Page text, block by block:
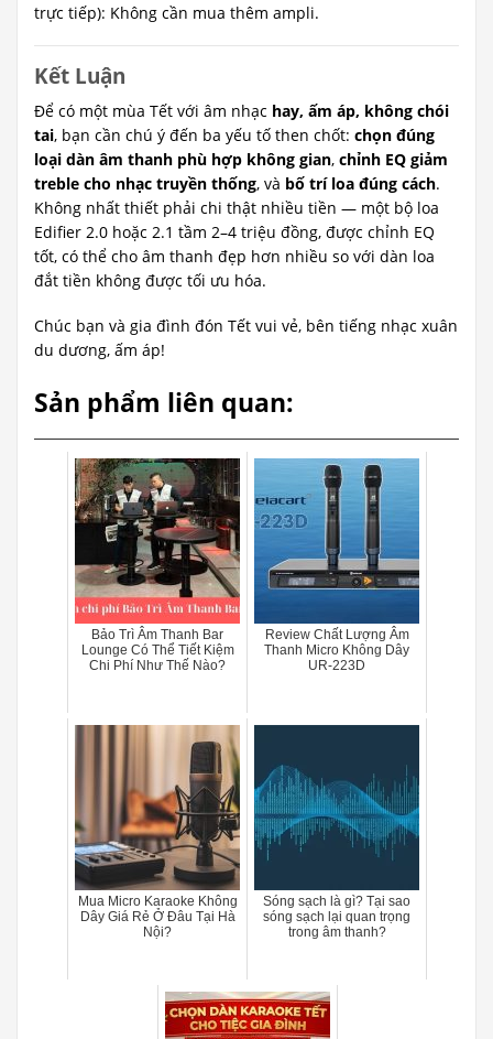
trực tiếp): Không cần mua thêm ampli.
Kết Luận
Để có một mùa Tết với âm nhạc hay, ấm áp, không chói
tai, bạn cần chú ý đến ba yếu tố then chốt: chọn đúng
loại dàn âm thanh phù hợp không gian, chỉnh EQ giảm
treble cho nhạc truyền thống, và bố trí loa đúng cách.
Không nhất thiết phải chi thật nhiều tiền — một bộ loa
Edifier 2.0 hoặc 2.1 tầm 2–4 triệu đồng, được chỉnh EQ
tốt, có thể cho âm thanh đẹp hơn nhiều so với dàn loa
đắt tiền không được tối ưu hóa.
Chúc bạn và gia đình đón Tết vui vẻ, bên tiếng nhạc xuân
du dương, ấm áp!
Sản phẩm liên quan:
Bảo Trì Âm Thanh Bar
Lounge Có Thể Tiết Kiệm
Chi Phí Như Thế Nào?
Review Chất Lượng Âm
Thanh Micro Không Dây
UR-223D
Mua Micro Karaoke Không
Dây Giá Rẻ Ở Đâu Tại Hà
Nội?
Sóng sạch là gì? Tại sao
sóng sạch lại quan trọng
trong âm thanh?